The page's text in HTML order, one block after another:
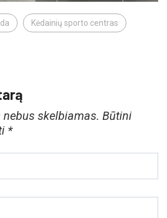
Kėdainių sporto centras
skelbiamas. Būtini
*